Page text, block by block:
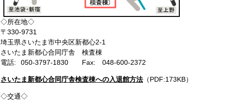
◇所在地◇
〒330-9731
埼玉県さいたま市中央区新都心2-1
さいたま新都心合同庁舎 検査棟
電話:
050-3797-1830 Fax: 048-600-2372
さいたま新都心合同庁舎検査棟への入退館方法 （PDF:173KB）
◇交通◇